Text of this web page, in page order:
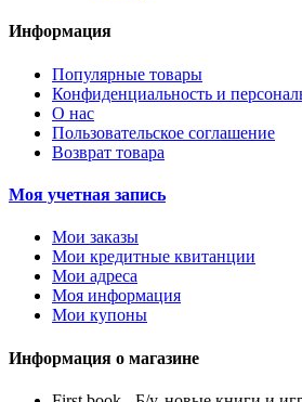
Информация
Популярные товары
Конфиденциальность и
О нас
Пользовательское соглашение
Возврат товара
Моя учетная запись
Мои заказы
Мои кредитные квитанции
Мои адреса
Моя информация
Мои купоны
Информация о магазине